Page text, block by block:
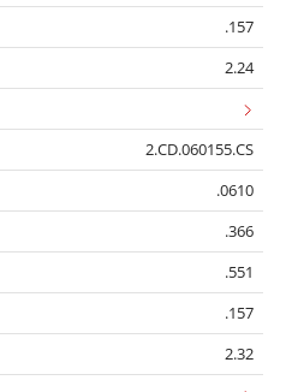
.157
2.24
2.CD.060155.CS
.0610
.366
.551
.157
2.32